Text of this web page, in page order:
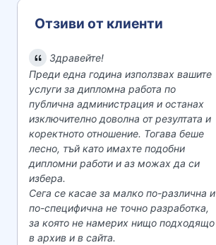
Отзиви от клиенти
Здравейте!
Преди една година използвах вашите
услуги за дипломна работа по
публична администрация и останах
изключително доволна от резултата и
коректното отношение. Тогава беше
лесно, тъй като имахте подобни
дипломни работи и аз можах да си
избера.
Сега се касае за малко по-различна и
по-специфична не точно разработка,
за която не намерих нищо подходящо
в архив и в сайта.